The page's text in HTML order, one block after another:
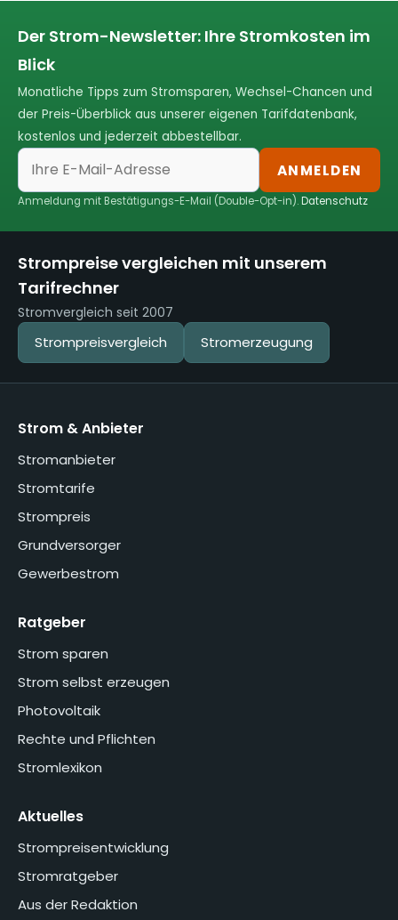
Der Strom-Newsletter: Ihre Stromkosten im
Blick
Monatliche Tipps zum Stromsparen, Wechsel-Chancen und
der Preis-Überblick aus unserer eigenen Tarifdatenbank,
kostenlos und jederzeit abbestellbar.
ANMELDEN
Anmeldung mit Bestätigungs-E-Mail (Double-Opt-in).Datenschutz
Strompreise vergleichen mit unserem
Tarifrechner
Stromvergleich seit 2007
Strompreisvergleich Stromerzeugung
Strom & Anbieter
Stromanbieter
Stromtarife
Strompreis
Grundversorger
Gewerbestrom
Ratgeber
Strom sparen
Strom selbst erzeugen
Photovoltaik
Rechte und Pflichten
Stromlexikon
Aktuelles
Strompreisentwicklung
Stromratgeber
Aus der Redaktion